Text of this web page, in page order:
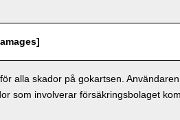
alla skador på gokartsen.
som involverar försäkringsbolaget